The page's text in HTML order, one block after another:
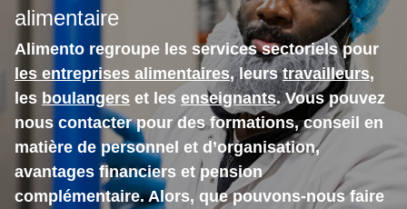
CONTACT
alimentaire
Alimento regroupe les services sectoriels pour
les entreprises alimentaires, leurstravailleurs,
les boulangers et les enseignants. Vous pouvez
nous contacter pour des formations, conseil en
matière de personnel et d’organisation,
avantages financiers et pension
complémentaire. Alors, que pouvons-nous faire